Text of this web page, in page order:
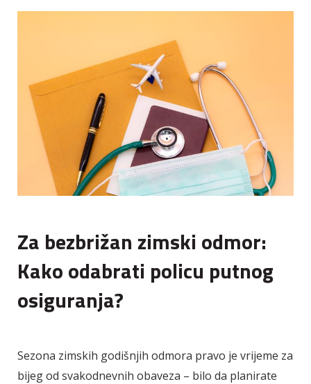
Za bezbrižan zimski odmor:
Kako odabrati policu putnog
osiguranja?
Sezona zimskih godišnjih odmora pravo je vrijeme za
bijeg od svakodnevnih obaveza – bilo da planirate